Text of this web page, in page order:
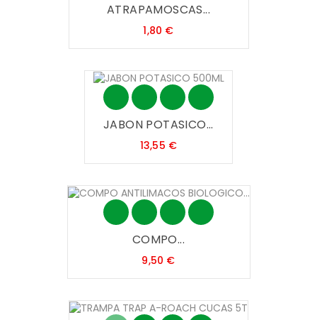
ATRAPAMOSCAS...
1,80 €Precio
JABON POTASICO...
13,55 €Precio
COMPO...
9,50 €Precio